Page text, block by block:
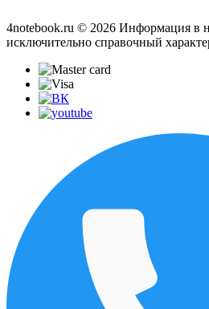
4notebook.ru © 2026 Информация в
исключительно справочный